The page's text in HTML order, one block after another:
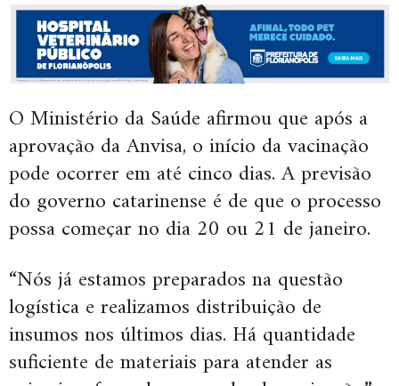
O Ministério da Saúde afirmou que após a
aprovação da Anvisa, o início da vacinação
pode ocorrer em até cinco dias. A previsão
do governo catarinense é de que o processo
possa começar no dia 20 ou 21 de janeiro.
“Nós já estamos preparados na questão
logística e realizamos distribuição de
insumos nos últimos dias. Há quantidade
suficiente de materiais para atender as